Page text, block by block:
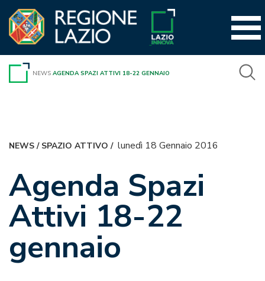
contenuto
NEWS AGENDA SPAZI ATTIVI 18-22 GENNAIO
NEWS/ SPAZIO ATTIVO / lunedì 18 Gennaio 2016
Agenda Spazi
Attivi 18-22
gennaio